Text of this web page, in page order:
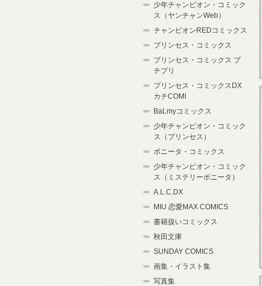
少年チャンピオン・コミック
ス（ヤンチャンWeb）
チャンピオンREDコミックス
プリンセス・コミックス
プリンセス・コミックス プ
チプリ
プリンセス・コミックスDX
カチCOMI
BaLmyコミックス
少年チャンピオン・コミック
ス（プリンセス）
ボニータ・コミックス
少年チャンピオン・コミック
ス（ミステリーボニータ）
A.L.C.DX
MIU 恋愛MAX COMICS
書籍扱いコミックス
秋田文庫
SUNDAY COMICS
画集・イラスト集
写真集